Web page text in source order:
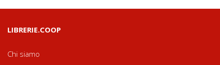
LIBRERIE.COOP
Chi siamo